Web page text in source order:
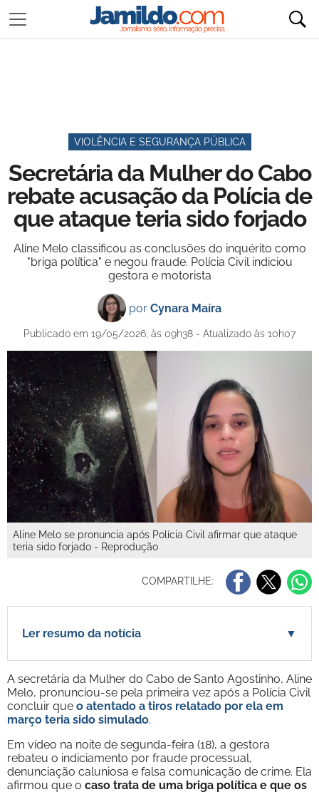
VIOLÊNCIA E SEGURANÇA PÚBLICA
Secretária da Mulher do Cabo
rebate acusação da Polícia de
que ataque teria sido forjado
Aline Melo classificou as conclusões do inquérito como
"briga política" e negou fraude. Polícia Civil indiciou
gestora e motorista
por Cynara Maíra
Publicado em 19/05/2026, às 09h38 - Atualizado às 10h07
Aline Melo se pronuncia após Polícia Civil afirmar que ataque
teria sido forjado - Reprodução
COMPARTILHE:
Ler resumo da notícia ▼
A secretária da Mulher do Cabo de Santo Agostinho, Aline
Melo, pronunciou-se pela primeira vez após a Polícia Civil
concluir que o atentado a tiros relatado por ela em
março teria sido simulado.
Em vídeo na noite de segunda-feira (18), a gestora
rebateu o indiciamento por fraude processual,
denunciação caluniosa e falsa comunicação de crime. Ela
afirmou que o caso trata de uma briga política e que os